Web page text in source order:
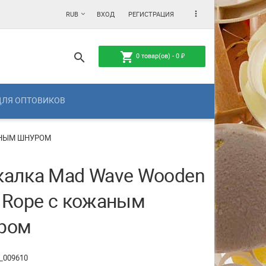
RUB ВХОД РЕГИСТРАЦИЯ more_vert
search shopping_cart 0товар(ов) - 0 ₽
ОПТОВИКОВ
ШНУРОМ
Mad Wave Wooden
с кожаным